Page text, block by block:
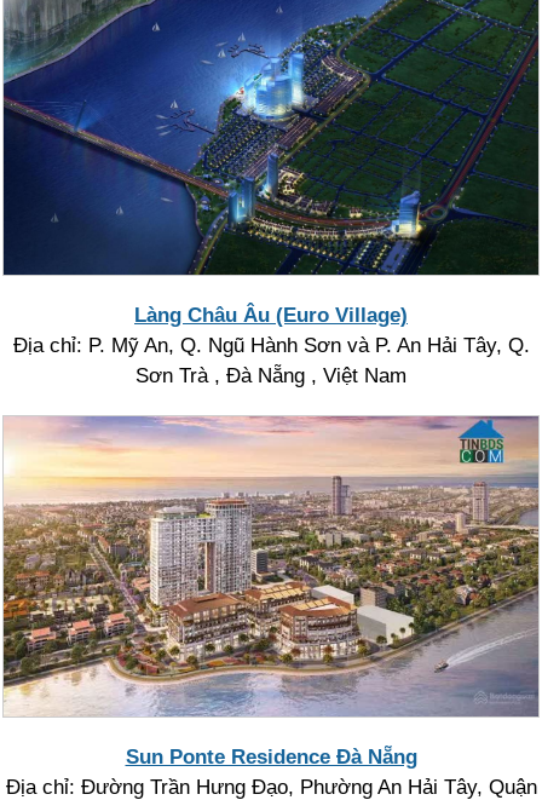
Làng Châu Âu (Euro Village)
Địa chỉ: P. Mỹ An, Q. Ngũ Hành Sơn và P. An Hải Tây, Q.
Sơn Trà , Đà Nẵng , Việt Nam
Sun Ponte Residence Đà Nẵng
Địa chỉ: Đường Trần Hưng Đạo, Phường An Hải Tây, Quận